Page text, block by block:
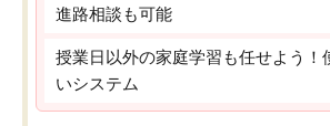
進路相談も可能
授業日以外の家庭学習も任せよう！
いシステム